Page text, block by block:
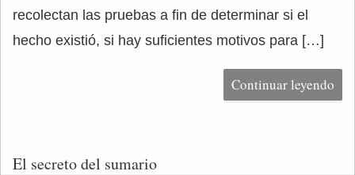
recolectan las pruebas a fin de determinar si el
hecho existió, si hay suficientes motivos para […]
Continuar leyendo
El secreto del sumario